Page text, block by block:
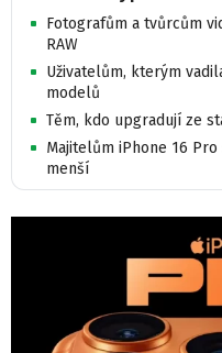
Fotografům a tvůrcům
RAW
Uživatelům, kterým
modelů
Těm, kdo upgradují ze
Majitelům iPhone 16
menší